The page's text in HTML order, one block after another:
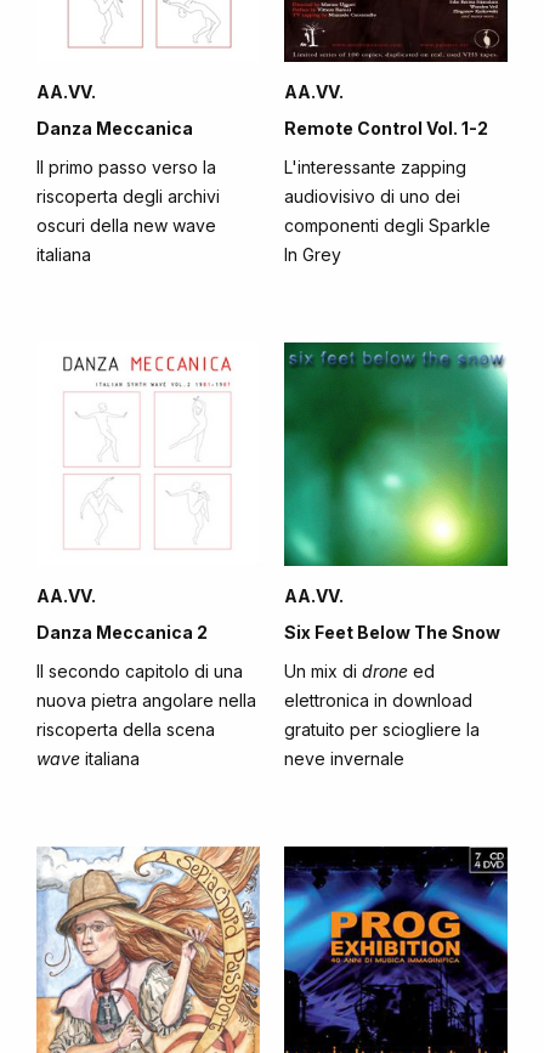
AA.VV.
Danza Meccanica
Il primo passo verso la
riscoperta degli archivi
oscuri della new wave
italiana
AA.VV.
Remote Control Vol. 1-2
L'interessante zapping
audiovisivo di uno dei
componenti degli Sparkle
In Grey
AA.VV.
Danza Meccanica 2
Il secondo capitolo di una
nuova pietra angolare nella
riscoperta della scena
wave italiana
AA.VV.
Six Feet Below The Snow
Un mix di drone ed
elettronica in download
gratuito per sciogliere la
neve invernale